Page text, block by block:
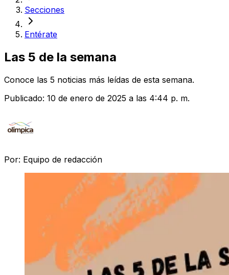
Secciones
Entérate
Las 5 de la semana
Conoce las 5 noticias más leídas de esta semana.
Publicado: 10 de enero de 2025 a las 4:44 p. m.
Por: Equipo de redacción